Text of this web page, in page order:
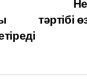
тәртібі